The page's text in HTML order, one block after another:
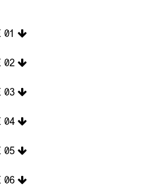
01
02
03
04
05
06